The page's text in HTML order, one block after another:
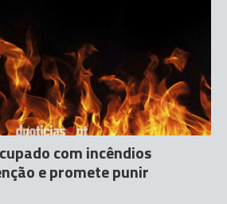
com incêndios
e promete punir